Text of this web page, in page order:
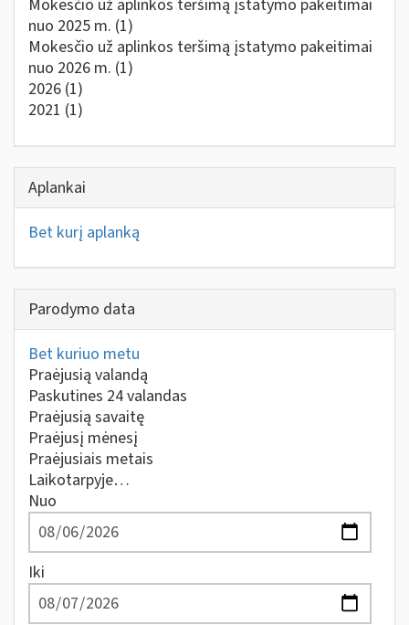
Mokesčio už aplinkos teršimą įstatymo pakeitimai
nuo 2025 m. (1)
Mokesčio už aplinkos teršimą įstatymo pakeitimai
nuo 2026 m. (1)
2026 (1)
2021 (1)
Aplankai
Bet kurį aplanką
Parodymo data
Bet kuriuo metu
Praėjusią valandą
Paskutines 24 valandas
Praėjusią savaitę
Praėjusį mėnesį
Praėjusiais metais
Laikotarpyje…
Nuo
Iki